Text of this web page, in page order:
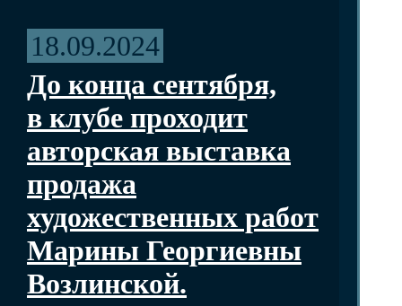
18.09.2024
До конца сентября,
в клубе проходит
авторская выставка
продажа
художественных работ
Марины Георгиевны
Возлинской.